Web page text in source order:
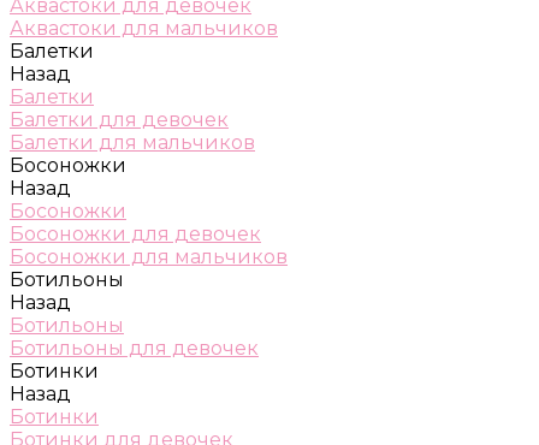
Аквастоки для девочек
Аквастоки для мальчиков
Балетки
Назад
Балетки
Балетки для девочек
Балетки для мальчиков
Босоножки
Назад
Босоножки
Босоножки для девочек
Босоножки для мальчиков
Ботильоны
Назад
Ботильоны
Ботильоны для девочек
Ботинки
Назад
Ботинки
Ботинки для девочек